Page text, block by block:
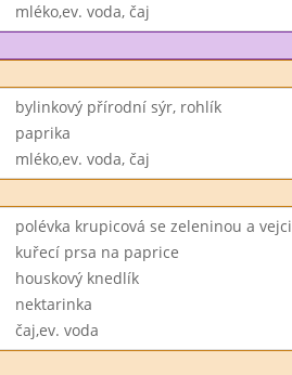
mléko,ev. voda, čaj
bylinkový přírodní sýr, rohlík
paprika
mléko,ev. voda, čaj
polévka krupicová se zeleninou a vejci
kuřecí prsa na paprice
houskový knedlík
nektarinka
čaj,ev. voda